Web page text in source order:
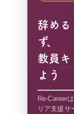
辞める
ず、
教員キ
よう
Re-Career
リア支援サ